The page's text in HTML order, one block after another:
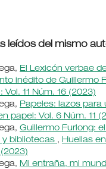
leídos del mismo
El Lexicón verbae
inédito de Guillermo
Vol. 11 Núm. 16 (2023)
Papeles: lazos para
papel: Vol. 6 Núm. 11
Guillermo Furlong:
y bibliotecas , Huellas
Mi entraña, mi